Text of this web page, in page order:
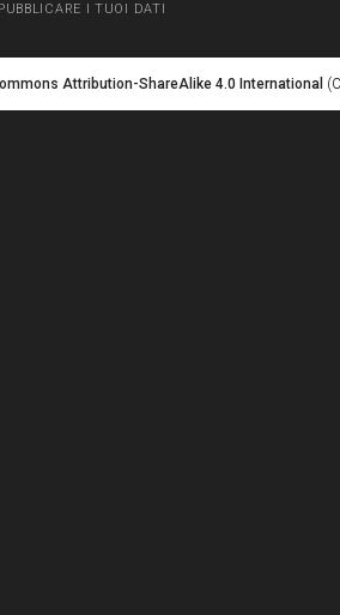
I TUOI DATI
Attribution-ShareAlike 4.0 International